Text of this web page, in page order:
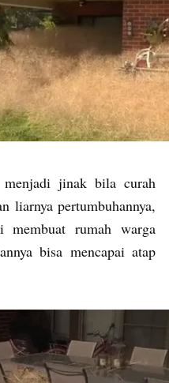
jinak bila curah
liarnya pertumbuhannya,
membuat rumah warga
bisa mencapai atap